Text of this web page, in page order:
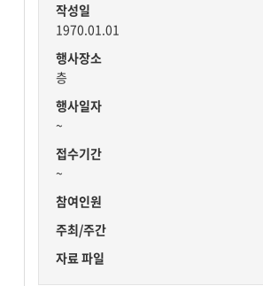
작성일
1970.01.01
행사장소
층
행사일자
~
접수기간
~
참여인원
주최/주간
자료 파일